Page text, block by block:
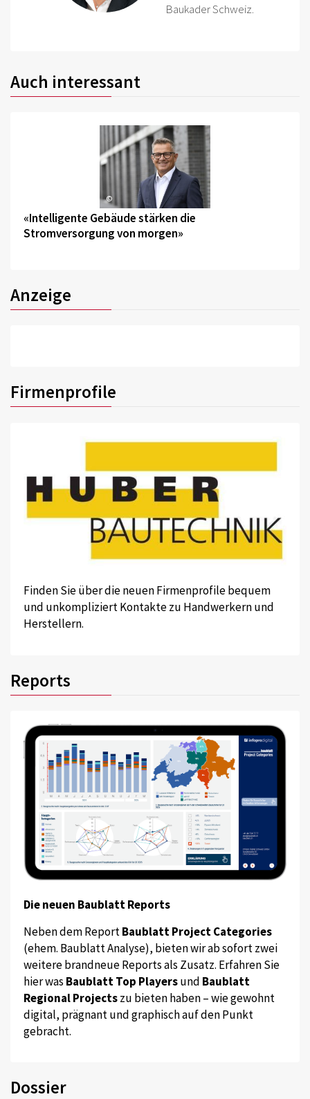
Baukader Schweiz.
Auch interessant
©
«Intelligente Gebäude stärken die
Stromversorgung von morgen»
Anzeige
Firmenprofile
Finden Sie über die neuen Firmenprofile bequem
und unkompliziert Kontakte zu Handwerkern und
Herstellern.
Reports
Die neuen Baublatt Reports
Neben dem ReportBaublatt Project Categories
(ehem. Baublatt Analyse), bieten wir ab sofort zwei
weitere brandneue Reports als Zusatz. Erfahren Sie
hier was Baublatt Top Playersund Baublatt
Regional Projectszu bieten haben – wie gewohnt
digital, prägnant und graphisch auf den Punkt
gebracht.
Dossier